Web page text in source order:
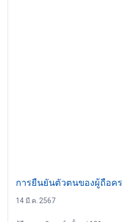
การยืนยันตัวตนของผู้ถือค
14 มี.ค. 2567